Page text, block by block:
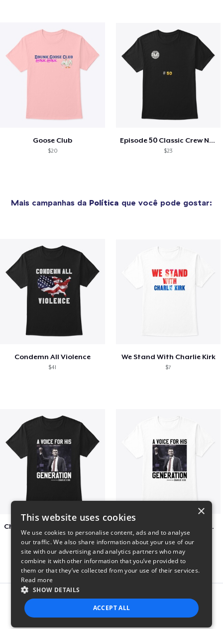
Goose Club
$20
Episode 50 Classic Crew Neck T-Shirt
$23
Mais campanhas da Política que você pode gostar:
Condemn All Violence
$41
We Stand With Charlie Kirk
$7
$41
Charlie Kirk A Voice For His Generation
$7
Report this product
×
This website uses cookies
We use cookies to personalise content, ads and to analyse
our traffic. We also share information about your use of our
site with our advertising and analytics partners who may
combine it with other information that you’ve provided to
them or that they’ve collected from your use of their services.
Read more
SHOW DETAILS
ACCEPT ALL